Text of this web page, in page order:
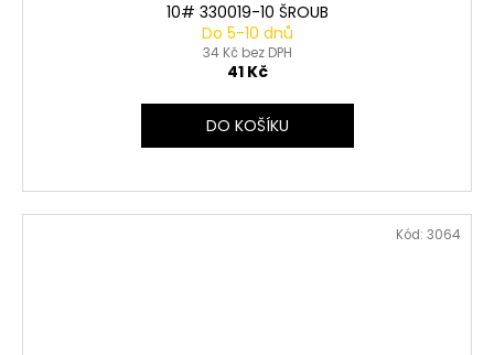
10# 330019-10 ŠROUB
Do 5-10 dnů
34 Kč bez DPH
41 Kč
DO KOŠÍKU
Kód: 3064